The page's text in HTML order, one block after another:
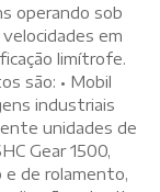
operando sob
em
limítrofe.
são: • Mobil
industriais
unidades de
Gear 1500,
de rolamento,